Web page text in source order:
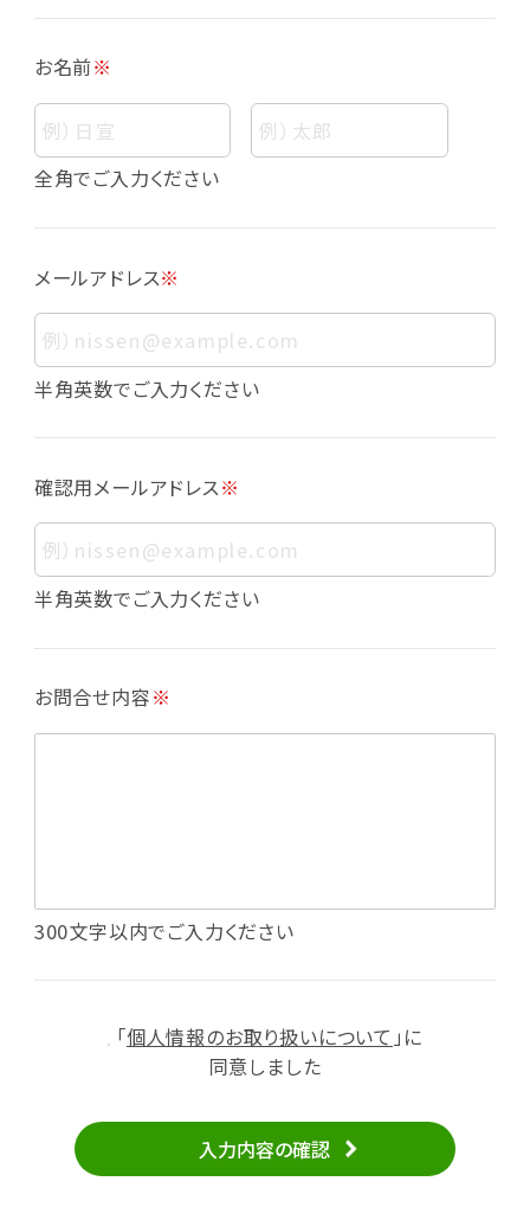
個人情報
個人情報とは、お客様個人に関する情報であっ
て、当該情報を構成する氏名、住所、電話番号、
す。また、その情報のみでは識別できない場合で
も、他の情報と容易に照合することで、結果的に
お客様個人を識別できるものも個人情報に含ま
れます。
個人情報の利用目的について
下の通りであり、これらの目的達成の範囲を超
えてお客様の個人情報を利用することはありま
せん。
・会員登録者の個人認証
・会員ポイントプログラムの運営
・メールマガジンの配信
・本サービスに関する規約等の変更の通知
・投稿したクチコミ情報、写真の本サービスへの
・メールマガジン、お知らせ、広告等の配信
（2）ユーザーからのお問い合わせへの対応
せの内容確認、返答
・当サービスの品質改善
お名前※
全角でご入力ください
メールアドレス※
半角英数でご入力ください
確認用メールアドレス※
半角英数でご入力ください
お問合せ内容※
300文字以内でご入力ください
「個人情報のお取り扱いについて 」に
同意しました
入力内容の確認